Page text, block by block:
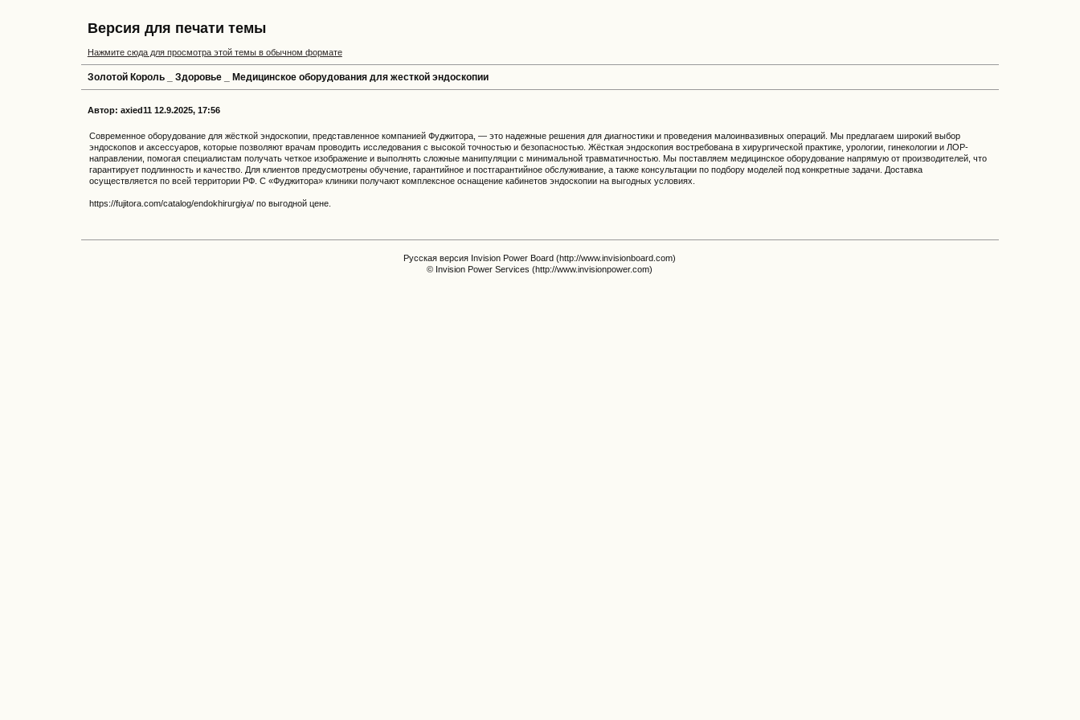
Версия для печати темы
Нажмите сюда для просмотра этой темы в обычном формате
Золотой Король _ Здоровье _ Медицинское оборудования для жесткой эндоскопии
Автор: axied11 12.9.2025, 17:56
Современное оборудование для жёсткой эндоскопии, представленное компанией Фуджитора, — это надежные решения для диагностики и проведения малоинвазивных операций. Мы предлагаем широкий выбор
эндоскопов и аксессуаров, которые позволяют врачам проводить исследования с высокой точностью и безопасностью. Жёсткая эндоскопия востребована в хирургической практике, урологии, гинекологии и ЛОР-
направлении, помогая специалистам получать четкое изображение и выполнять сложные манипуляции с минимальной травматичностью. Мы поставляем медицинское оборудование напрямую от производителей, что
гарантирует подлинность и качество. Для клиентов предусмотрены обучение, гарантийное и постгарантийное обслуживание, а также консультации по подбору моделей под конкретные задачи. Доставка
осуществляется по всей территории РФ. С «Фуджитора» клиники получают комплексное оснащение кабинетов эндоскопии на выгодных условиях.
https://fujitora.com/catalog/endokhirurgiya/ по выгодной цене.
Русская версия Invision Power Board (http://www.invisionboard.com)
© Invision Power Services (http://www.invisionpower.com)